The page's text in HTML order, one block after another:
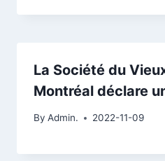
La Société du
Montréal déclare
By Admin. 2022-11-09